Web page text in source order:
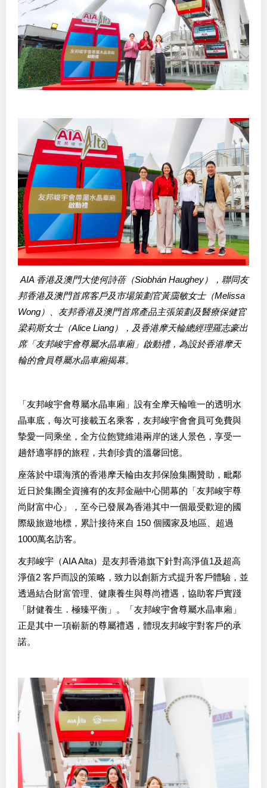
AIA 香港及澳門大使何詩蓓（Siobhán Haughey），聯同友
邦香港及澳門首席客戶及市場策劃官黃靄敏女士（Melissa
Wong）、友邦香港及澳門首席產品主張策劃及醫療保健官
梁莉斯女士（Alice Liang），及香港摩天輪總經理羅志豪出
席「友邦峻宇會尊屬水晶車廂」啟動禮，為設於香港摩天
輪的會員尊屬水晶車廂揭幕。
「友邦峻宇會尊屬水晶車廂」設有全摩天輪唯一的透明水
晶車底，每次可接載五名乘客，友邦峻宇會會員可免費與
摯愛一同乘坐，全方位飽覽維港兩岸的迷人景色，享受一
趟舒適寧靜的旅程，共創珍貴的溫馨回憶。
座落於中環海濱的香港摩天輪由友邦保險集團贊助，毗鄰
近日於集團全資擁有的友邦金融中心開幕的「友邦峻宇尊
尚財富中心」，至今已發展為香港其中一個最受歡迎的國
際級旅遊地標，累計接待來自 150 個國家及地區、超過
1000萬名訪客。
友邦峻宇（AIA Alta）是友邦香港旗下針對高淨值1及超高
淨值2 客戶而設的策略，致力以創新方式提升客戶體驗，並
透過結合財富管理、健康養生與尊尚禮遇，協助客戶實踐
「財健養生．極臻平衡」。「友邦峻宇會尊屬水晶車廂」
正是其中一項嶄新的尊屬禮遇，體現友邦峻宇對客戶的承
諾。